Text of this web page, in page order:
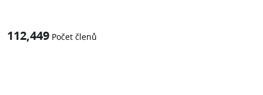
112,449 Počet členů